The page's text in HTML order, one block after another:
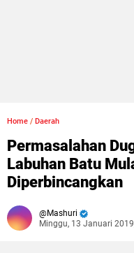
Home / Daerah
Permasalahan
Labuhan Batu
Diperbincangkan
Mashuri
Minggu, 13 Januari